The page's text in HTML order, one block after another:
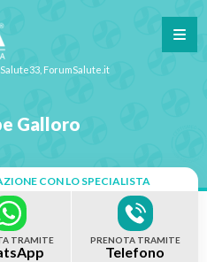
ForumSalute.it
Galloro
CON LO SPECIALISTA
TRAMITE PRENOTA TRAMITE
Telefono